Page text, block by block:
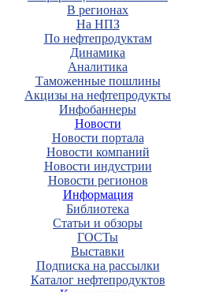
В регионах
На НПЗ
По нефтепродуктам
Динамика
Аналитика
Таможенные пошлины
Акцизы на нефтепродукты
Инфобаннеры
Новости
Новости портала
Новости компаний
Новости индустрии
Новости регионов
Информация
Библиотека
Статьи и обзоры
ГОСТы
Выставки
Подписка на рассылки
Каталог нефтепродуктов